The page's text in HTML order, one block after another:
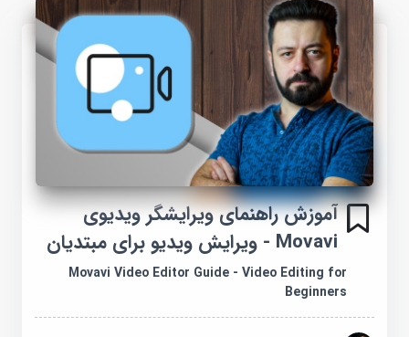
آموزش راهنمای ویرایشگر ویدیوی
Movavi - ویرایش ویدیو برای مبتدیان
Movavi Video Editor Guide - Video Editing for
Beginners